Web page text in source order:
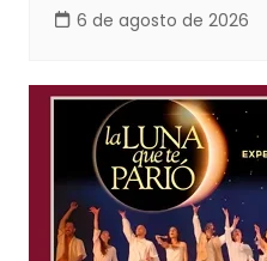
6 de agosto de 2026